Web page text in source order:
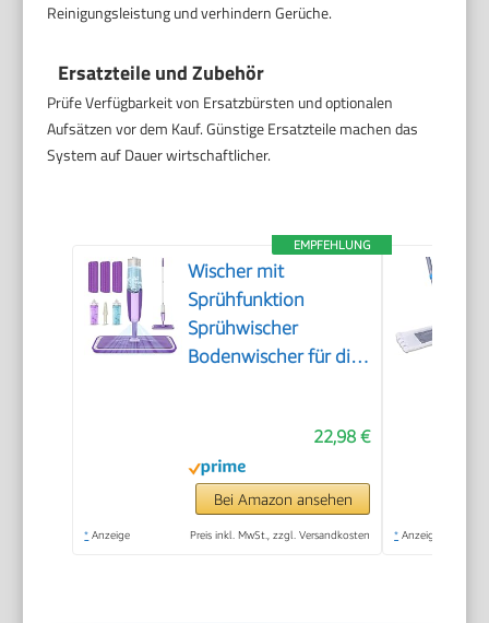
Reinigungsleistung und verhindern Gerüche.
Ersatzteile und Zubehör
Prüfe Verfügbarkeit von Ersatzbürsten und optionalen
Aufsätzen vor dem Kauf. Günstige Ersatzteile machen das
System auf Dauer wirtschaftlicher.
EMPFEHLUNG
Wischer mit
Sprühfunktion
Sprühwischer
Bodenwischer für die
22,98 €
Bei Amazon ansehen
* Anzeige Preis inkl. MwSt., zzgl. Versandkosten * Anzeige